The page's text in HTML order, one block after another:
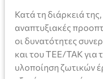
Κατά τη διάρκειά
αναπτυξιακές
οι δυνατότητες
και του ΤΕΕ/ΤΑΚ για
υλοποίηση ζωτικών